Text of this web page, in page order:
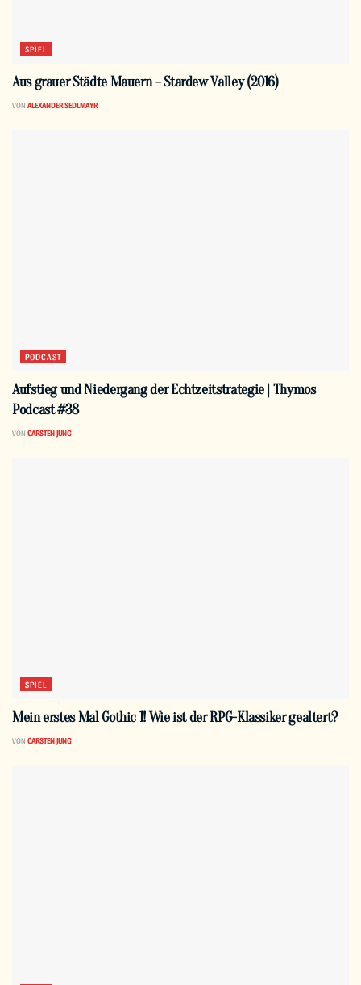
SPIEL
Aus grauer Städte Mauern – Stardew Valley (2016)
VON ALEXANDER SEDLMAYR
PODCAST
Aufstieg und Niedergang der Echtzeitstrategie | Thymos
Podcast #38
VON CARSTEN JUNG
SPIEL
Mein erstes Mal Gothic 1! Wie ist der RPG-Klassiker gealtert?
VON CARSTEN JUNG